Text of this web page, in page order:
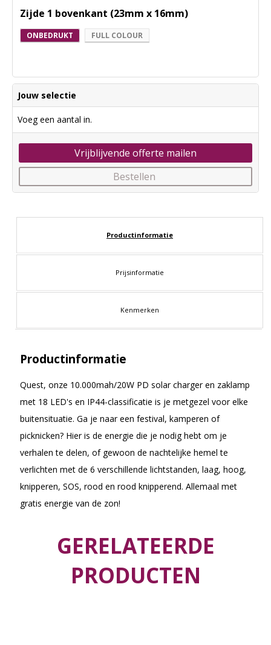
Zijde 1 bovenkant (23mm x 16mm)
ONBEDRUKT FULL COLOUR
Jouw selectie
Voeg een aantal in.
Vrijblijvende offerte mailen
Bestellen
Productinformatie
Prijsinformatie
Kenmerken
Productinformatie
Quest, onze 10.000mah/20W PD solar charger en zaklamp
met 18 LED's en IP44-classificatie is je metgezel voor elke
buitensituatie. Ga je naar een festival, kamperen of
picknicken? Hier is de energie die je nodig hebt om je
verhalen te delen, of gewoon de nachtelijke hemel te
verlichten met de 6 verschillende lichtstanden, laag, hoog,
knipperen, SOS, rood en rood knipperend. Allemaal met
gratis energie van de zon!
GERELATEERDE
PRODUCTEN